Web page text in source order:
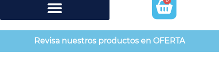
Revisa nuestros productos en OFERTA